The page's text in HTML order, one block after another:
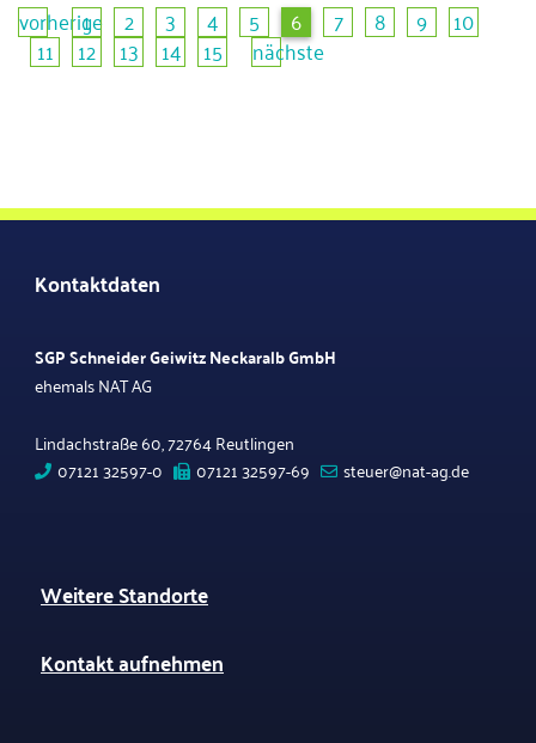
vorherige
1 2 3 4 5 6 7 8 9 10
11 12 13 14 15 nächste
Kontaktdaten
SGP Schneider Geiwitz Neckaralb GmbH
ehemals NAT AG
Lindachstraße 60, 72764 Reutlingen
07121 32597-0
07121 32597-69 steuer@nat-ag.de
Weitere Standorte
Kontakt aufnehmen